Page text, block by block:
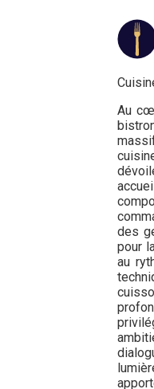
Au
des
pour
au